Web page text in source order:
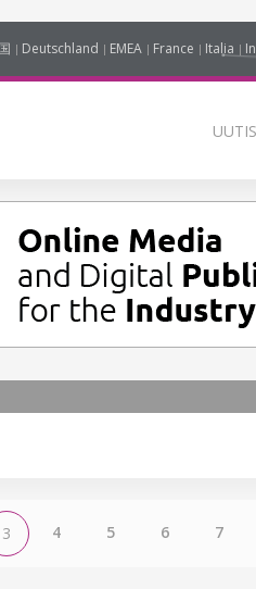
Deutschland EMEA France Italia
3 4 5 6 7